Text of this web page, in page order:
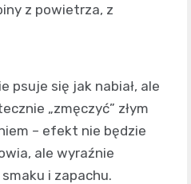
z powietrza, z
psuje się jak nabiał, ale
„zmęczyć” złym
– efekt nie będzie
ale wyraźnie
i zapachu.